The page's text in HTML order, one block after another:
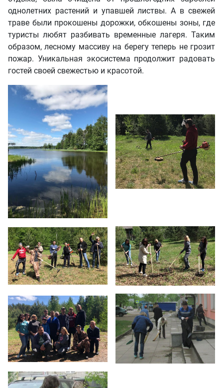
однолетних растений и упавшей листвы. А в свежей
траве были прокошены дорожки, обкошены зоны, где
туристы любят разбивать временные лагеря. Таким
образом, лесному массиву на берегу теперь не грозит
пожар. Уникальная экосистема продолжит радовать
гостей своей свежестью и красотой.